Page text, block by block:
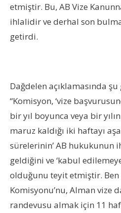
etmiştir. Bu, AB Vize
ihlalidir ve derhal son
getirdi.
Dağdelen açıklamasında
“Komisyon, ‘vize
bir yıl boyunca veya bir
maruz kaldığı iki haftayı
sürelerinin’ AB hukukunun
geldiğini ve ‘kabul
olduğunu teyit etmiştir. Ben
Komisyonu’nu, Alman vize
randevusu almak için 11